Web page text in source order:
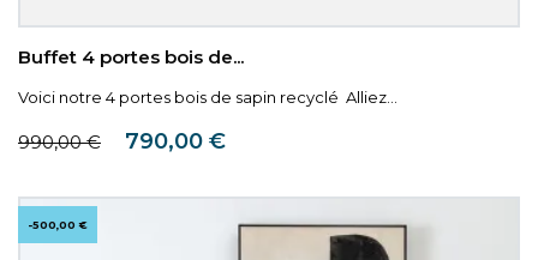
Buffet 4 portes bois de...
Voici notre 4 portes bois de sapin recyclé Alliez...
Prix de base
990,00 € Prix
790,00 €
-500,00 €